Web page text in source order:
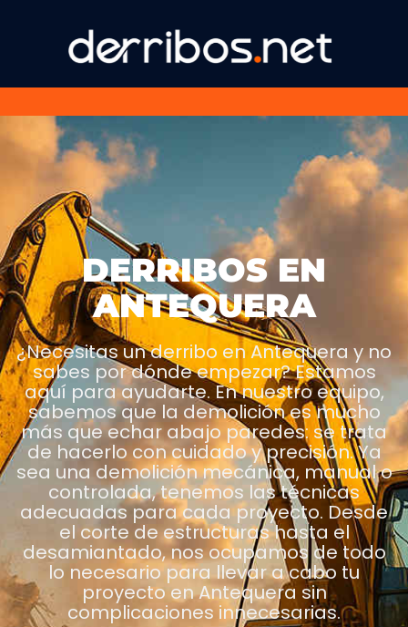
DERRIBOS EN
ANTEQUERA
¿Necesitas un derribo en Antequera y no
sabes por dónde empezar? Estamos
aquí para ayudarte. En nuestro equipo,
sabemos que la demolición es mucho
más que echar abajo paredes: se trata
de hacerlo con cuidado y precisión. Ya
sea una demolición mecánica, manual o
controlada, tenemos las técnicas
adecuadas para cada proyecto. Desde
el corte de estructuras hasta el
desamiantado, nos ocupamos de todo
lo necesario para llevar a cabo tu
proyecto en Antequera sin
complicaciones innecesarias.